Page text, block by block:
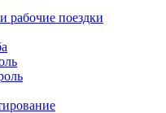
рабочие поездки